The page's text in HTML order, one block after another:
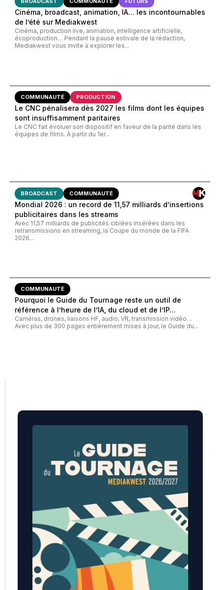
Cinéma, broadcast, animation, IA… les incontournables
de l’été sur Mediakwest
Cinéma, production live, animation, intelligence artificielle,
écoproduction… Pendant la pause estivale de la rédaction,
Mediakwest vous invite à explorer les...
COMMUNAUTÉ PRODUCTION
Le CNC pénalisera dès 2027 les films dont les équipes
sont insuffisamment paritaires
Le CNC fait évoluer son dispositif en faveur de la parité dans les
équipes de films. À partir du 1er...
BROADCAST COMMUNAUTÉ
Mondial 2026 : un record de 11,57 milliards d’insertions
publicitaires dans les streams
Avec 11,57 milliards de publicités ciblées insérées dans les
retransmissions en streaming, la Coupe du monde de la FIFA
2026...
COMMUNAUTÉ
Pourquoi le Guide du Tournage reste un outil de
référence à l’heure de l’IA, du cloud et de l’IP…
Caméras, drones, liaisons HF, audio, VR, transmission vidéo…
Avec plus de 300 pages entièrement mises à jour, le Guide du...